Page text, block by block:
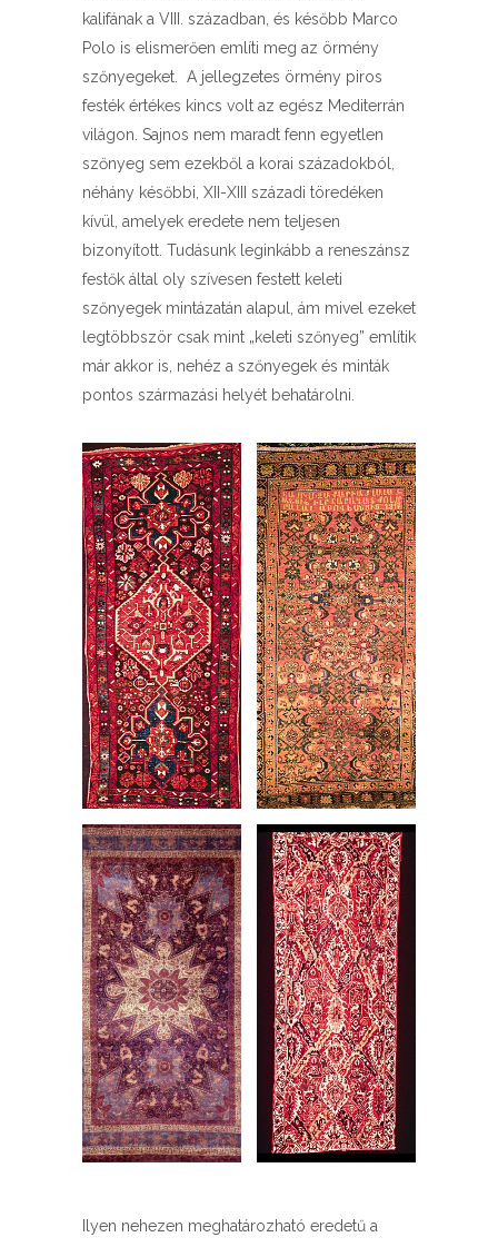
kalifának a VIII. században, és később Marco
Polo is elismerően említi meg az örmény
szőnyegeket. A jellegzetes örmény piros
festék értékes kincs volt az egész Mediterrán
világon. Sajnos nem maradt fenn egyetlen
szőnyeg sem ezekből a korai századokból,
néhány későbbi, XII-XIII századi töredéken
kívül, amelyek eredete nem teljesen
bizonyított. Tudásunk leginkább a reneszánsz
festők által oly szívesen festett keleti
szőnyegek mintázatán alapul, ám mivel ezeket
legtöbbször csak mint „keleti szőnyeg” említik
már akkor is, nehéz a szőnyegek és minták
pontos származási helyét behatárolni.
Ilyen nehezen meghatározható eredetű a